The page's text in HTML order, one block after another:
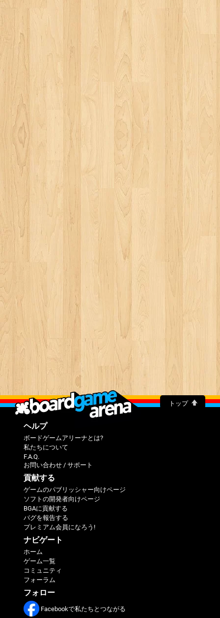
トップ
ヘルプ
ボードゲームアリーナとは?
私たちについて
F.A.Q.
お問い合わせ / サポート
貢献する
ゲームのパブリッシャー向けページ
ソフトの開発者向けページ
BGAに貢献する
バグを報告する
プレミアム会員になろう!
ナビゲート
ホーム
ゲーム一覧
コミュニティ
フォーラム
フォロー
Facebookで私たちとつながる